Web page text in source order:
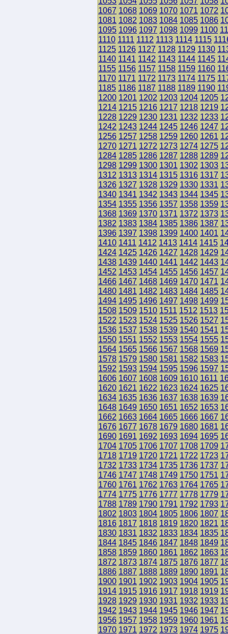
1067 1068 1069 1070 1071 1072
1081 1082 1083 1084 1085 1086
1095 1096 1097 1098 1099 1100
1110 1111 1112 1113 1114 1115
1125 1126 1127 1128 1129 1130
1140 1141 1142 1143 1144 1145
1155 1156 1157 1158 1159 1160
1170 1171 1172 1173 1174 1175
1185 1186 1187 1188 1189 1190
1200 1201 1202 1203 1204 1205
1214 1215 1216 1217 1218 1219
1228 1229 1230 1231 1232 1233
1242 1243 1244 1245 1246 1247
1256 1257 1258 1259 1260 1261
1270 1271 1272 1273 1274 1275
1284 1285 1286 1287 1288 1289
1298 1299 1300 1301 1302 1303
1312 1313 1314 1315 1316 1317
1326 1327 1328 1329 1330 1331
1340 1341 1342 1343 1344 1345
1354 1355 1356 1357 1358 1359
1368 1369 1370 1371 1372 1373
1382 1383 1384 1385 1386 1387
1396 1397 1398 1399 1400 1401
1410 1411 1412 1413 1414 1415
1424 1425 1426 1427 1428 1429
1438 1439 1440 1441 1442 1443
1452 1453 1454 1455 1456 1457
1466 1467 1468 1469 1470 1471
1480 1481 1482 1483 1484 1485
1494 1495 1496 1497 1498 1499
1508 1509 1510 1511 1512 1513
1522 1523 1524 1525 1526 1527
1536 1537 1538 1539 1540 1541
1550 1551 1552 1553 1554 1555
1564 1565 1566 1567 1568 1569
1578 1579 1580 1581 1582 1583
1592 1593 1594 1595 1596 1597
1606 1607 1608 1609 1610 1611
1620 1621 1622 1623 1624 1625
1634 1635 1636 1637 1638 1639
1648 1649 1650 1651 1652 1653
1662 1663 1664 1665 1666 1667
1676 1677 1678 1679 1680 1681
1690 1691 1692 1693 1694 1695
1704 1705 1706 1707 1708 1709
1718 1719 1720 1721 1722 1723
1732 1733 1734 1735 1736 1737
1746 1747 1748 1749 1750 1751
1760 1761 1762 1763 1764 1765
1774 1775 1776 1777 1778 1779
1788 1789 1790 1791 1792 1793
1802 1803 1804 1805 1806 1807
1816 1817 1818 1819 1820 1821
1830 1831 1832 1833 1834 1835
1844 1845 1846 1847 1848 1849
1858 1859 1860 1861 1862 1863
1872 1873 1874 1875 1876 1877
1886 1887 1888 1889 1890 1891
1900 1901 1902 1903 1904 1905
1914 1915 1916 1917 1918 1919
1928 1929 1930 1931 1932 1933
1942 1943 1944 1945 1946 1947
1956 1957 1958 1959 1960 1961
1970 1971 1972 1973 1974 1975